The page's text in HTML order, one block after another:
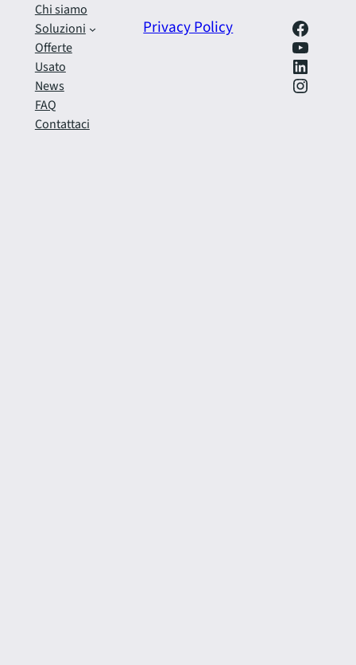
Chi siamo
Soluzioni
Offerte
Usato
News
FAQ
Contattaci
Privacy Policy Facebook
https://www.youtube.com/@SfrecciAzzurra
LinkedIn
Instagram